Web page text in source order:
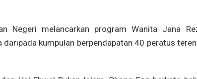
Negeri melancarkan program Wanita Jana
kumpulan berpendapatan 40 peratus